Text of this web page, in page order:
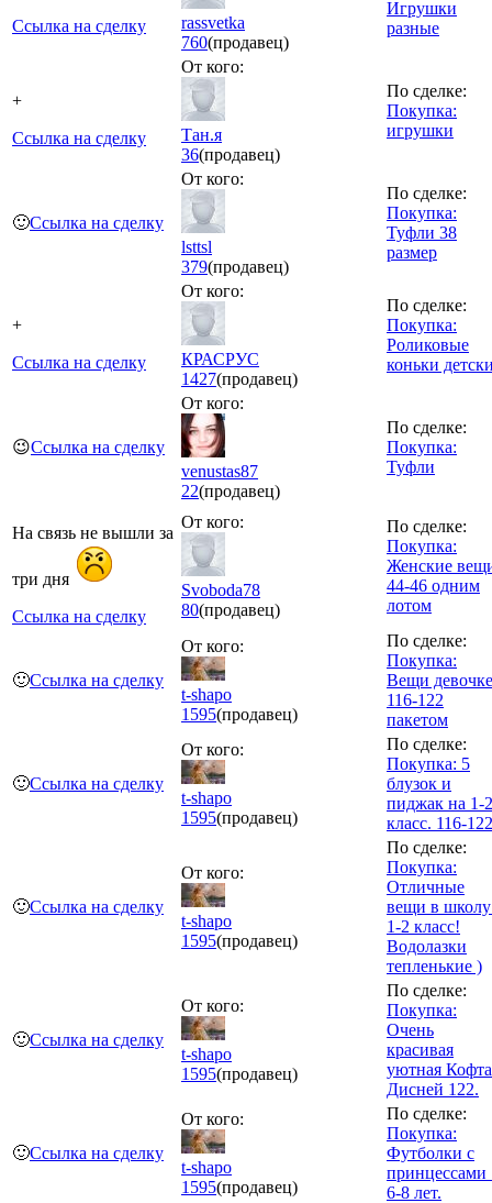
Ссылка на сделку
rassvetka
760(продавец)
Игрушки
разные
+
Ссылка на сделку
От кого:
Тан.я
36(продавец)
По сделке:
Покупка:
игрушки
🙂Ссылка на сделку
От кого:
lsttsl
379(продавец)
По сделке:
Покупка:
Туфли 38
размер
+
Ссылка на сделку
От кого:
КРАСРУС
1427(продавец)
По сделке:
Покупка:
Роликовые
коньки
😉Ссылка на сделку
От кого:
venustas87
22(продавец)
По сделке:
Покупка:
Туфли
На связь не вышли за
три дня
Ссылка на сделку
От кого:
Svoboda78
80(продавец)
По сделке:
Покупка:
Женские
44-46 одним
лотом
🙂Ссылка на сделку
От кого:
t-shapo
1595(продавец)
По сделке:
Покупка:
Вещи девочке
116-122
пакетом
🙂Ссылка на сделку
От кого:
t-shapo
1595(продавец)
По сделке:
Покупка: 5
блузок и
пиджак на 1-2
класс. 116-122
🙂Ссылка на сделку
От кого:
t-shapo
1595(продавец)
По сделке:
Покупка:
Отличные
вещи в
1-2 класс!
Водолазки
тепленькие )
🙂Ссылка на сделку
От кого:
t-shapo
1595(продавец)
По сделке:
Покупка:
Очень
красивая
уютная Кофта
Дисней 122.
🙂Ссылка на сделку
От кого:
t-shapo
1595(продавец)
По сделке:
Покупка:
Футболки с
принцессами
6-8 лет.